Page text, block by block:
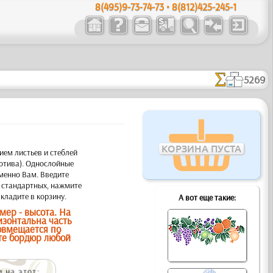
8(495)9-73-74-73 • 8(812)425-245-1
5269
КОРЗИНА ПУСТА
А вот еще такие:
листьев и стеблей
Однослойные
Вам. Введите
нажмите
в корзину.
- высота. На
часть
по
бордюр любой